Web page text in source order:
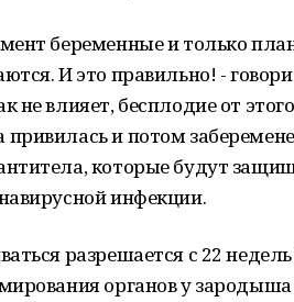
беременные и только
И это правильно! -
не влияет, бесплодие от
и потом
которые будут
инфекции.
разрешается с 22
органов у